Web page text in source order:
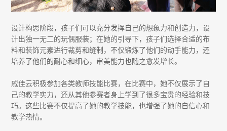
设计构思阶段，孩子们可以充分发挥自己的想象力和创造力，设
计出独一无二的玩偶服装；在她的引导下，孩子们选择合适的布
料和装饰元素进行裁剪和缝制，不仅锻炼了他们的动手能力，还
培养了他们的耐心和细心，审美能力也随之愈发增长。
戚佳云积极参加各类教师技能比赛，在比赛中，她不仅展示了自
己的教学实力，还从其他参赛者身上学到了很多宝贵的经验和技
巧。这些比赛不仅提高了她的教学技能，也增强了她的自信心和
教学热情。